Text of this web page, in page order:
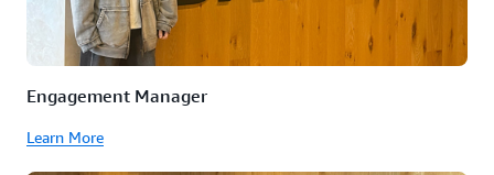
Engagement Manager
Learn More